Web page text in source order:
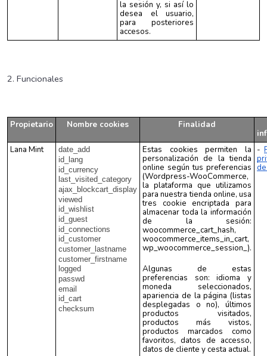
la sesión y, si así lo
desea el usuario,
para posteriores
accesos.
2. Funcionales
Propietario Nombre cookies
Finalidad
Lana Mint
date_add
id_lang
id_currency
last_visited_category
ajax_blockcart_display
viewed
id_wishlist
id_guest
id_connections
id_customer
customer_lastname
customer_firstname
logged
passwd
email
id_cart
checksum
Estas cookies permiten la
personalización de la tienda
online según tus preferencias
(Wordpress-WooCommerce,
la plataforma que utilizamos
para nuestra tienda online, usa
tres cookie encriptada para
almacenar toda la información
de la sesión:
woocommerce_cart_hash,
woocommerce_items_in_cart,
wp_woocommerce_session_).
Algunas de estas
preferencias son: idioma y
moneda seleccionados,
apariencia de la página (listas
desplegadas o no), últimos
productos visitados,
productos más vistos,
productos marcados como
favoritos, datos de accesso,
datos de cliente y cesta actual.
-